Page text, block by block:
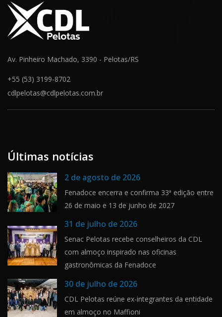
Av. Pinheiro Machado, 3390 - Pelotas/RS
+55 (53) 3199-8702
cdlpelotas@cdlpelotas.com.br
Últimas notícias
2 de agosto de 2026
Fenadoce encerra e confirma 33ª edição entre
26 de maio e 13 de junho de 2027
31 de julho de 2026
Senac Pelotas recebe conselheiros da CDL
com almoço inspirado nas oficinas
gastronômicas da Fenadoce
30 de julho de 2026
CDL Pelotas reúne ex-integrantes da entidade
em almoço no Maffioni